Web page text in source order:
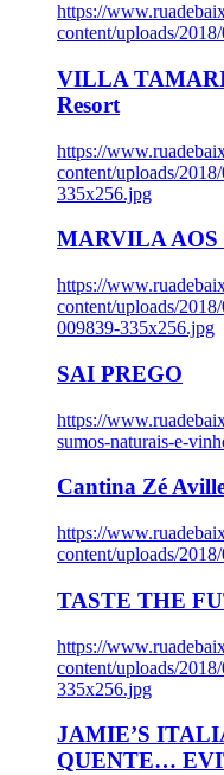
https://
content/uploads/
VILLA
Resort
https://
content/uploads/
335x256.jpg
MARVILA AOS
https://
content/uploads/
009839-335x256.jpg
SAI PREGO
https://
sumos-naturais-e-
Cantina Zé
https://
content/uploads/
TASTE THE
https://
content/uploads/
335x256.jpg
JAMIE’S
QUENTE…